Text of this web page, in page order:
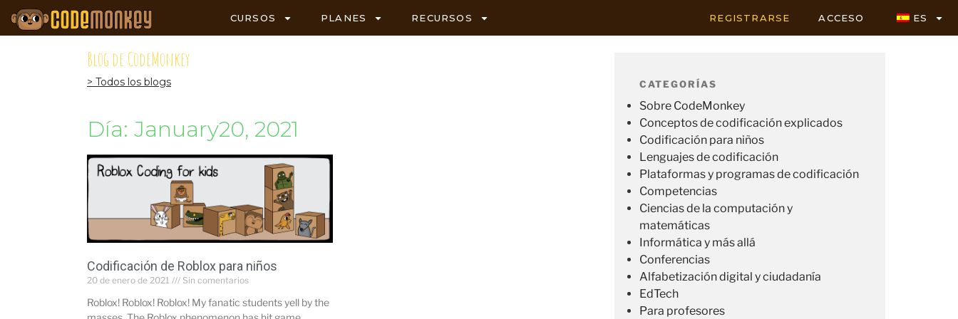
CURSOS PLANES RECURSOS REGISTRARSE ACCESO ES
Blog de CodeMonkey
> Todos los blogs
Día: January20, 2021
Codificación de Roblox para niños
20 de enero de 2021 Sin comentarios
Roblox! Roblox! Roblox! My fanatic students yell by the
CATEGORÍAS
Sobre CodeMonkey
Conceptos de codificación explicados
Codificación para niños
Lenguajes de codificación
Plataformas y programas de codificación
Competencias
Ciencias de la computación y
matemáticas
Informática y más allá
Conferencias
Alfabetización digital y ciudadanía
EdTech
Para profesores